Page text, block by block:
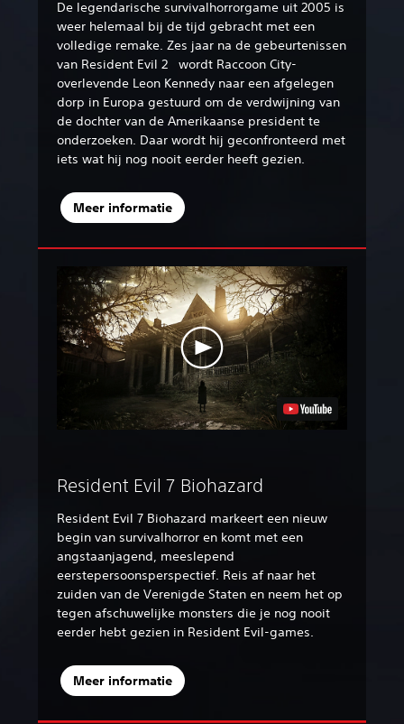
De legendarische survivalhorrorgame uit 2005 is
weer helemaal bij de tijd gebracht met een
volledige remake. Zes jaar na de gebeurtenissen
van Resident Evil 2 wordt Raccoon City-
overlevende Leon Kennedy naar een afgelegen
dorp in Europa gestuurd om de verdwijning van
de dochter van de Amerikaanse president te
onderzoeken. Daar wordt hij geconfronteerd met
iets wat hij nog nooit eerder heeft gezien.‎
Meer informatie
Resident Evil 7 Biohazard
Resident Evil 7 Biohazard markeert een nieuw
begin van survivalhorror en komt met een
angstaanjagend, meeslepend
eerstepersoonsperspectief. Reis af naar het
zuiden van de Verenigde Staten en neem het op
tegen afschuwelijke monsters die je nog nooit
eerder hebt gezien in Resident Evil-games.‎
Meer informatie